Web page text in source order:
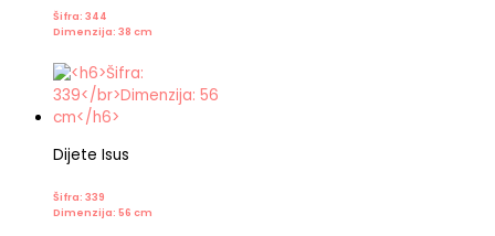
Šifra: 344
Dimenzija: 38 cm
Dijete Isus
Šifra: 339
Dimenzija: 56 cm